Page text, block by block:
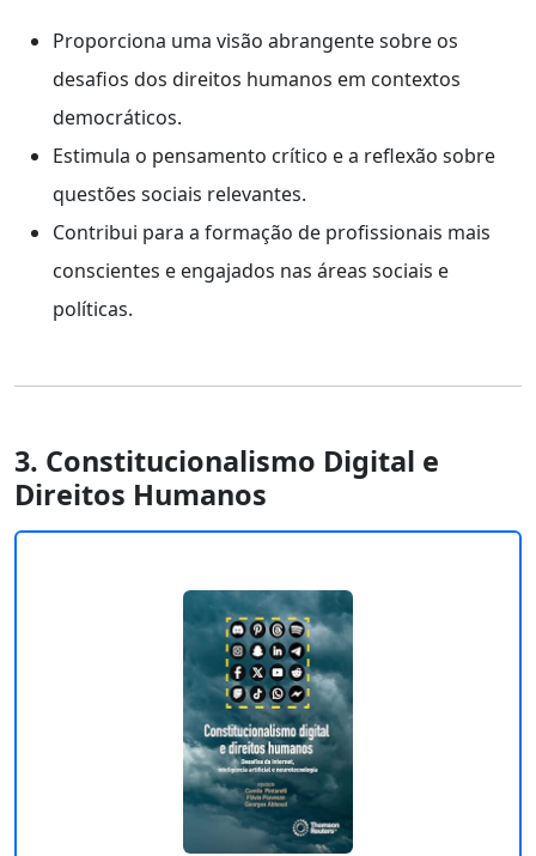
Proporciona uma visão abrangente sobre os
desafios dos direitos humanos em contextos
democráticos.
Estimula o pensamento crítico e a reflexão sobre
questões sociais relevantes.
Contribui para a formação de profissionais mais
conscientes e engajados nas áreas sociais e
políticas.
3. Constitucionalismo Digital e
Direitos Humanos